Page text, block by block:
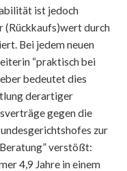
ist jedoch
(Rückkaufs)wert durch
Bei jedem neuen
“praktisch bei
bedeutet dies
derartiger
gegen die
zur
verstößt:
4,9 Jahre in einem